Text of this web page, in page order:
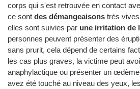
corps qui s'est retrouvée en contact
ce sont des démangeaisons très
elles sont suivies par une irritation de
personnes peuvent présenter des
sans prurit, cela dépend de certains
les cas plus graves, la victime peut
anaphylactique ou présenter un
avez été touché au niveau des yeux,